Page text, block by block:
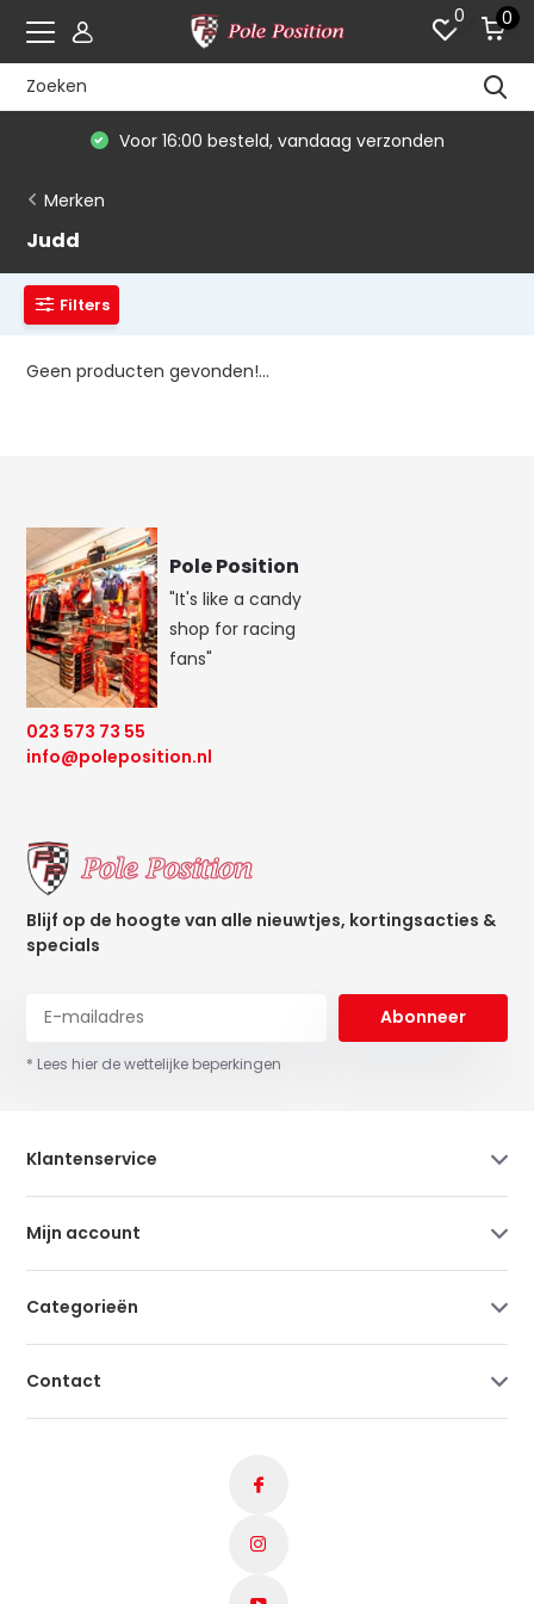
0 0
Voor 16:00 besteld, vandaag verzonden
Merken
Judd
Filters
Geen producten gevonden!...
Pole Position
"It's like a candy
shop for racing
fans"
023 573 73 55
info@poleposition.nl
Blijf op de hoogte van alle nieuwtjes, kortingsacties &
specials
Abonneer
* Lees hier de wettelijke beperkingen
Klantenservice
Mijn account
Categorieën
Contact